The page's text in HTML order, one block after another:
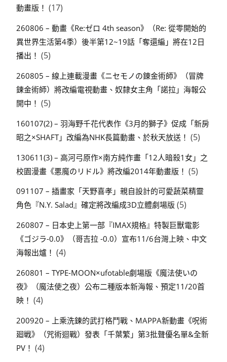
動畫版！ (17)
260806 – 動畫《Re:ゼロ 4th season》（Re: 從零開始的
異世界生活第4季）後半第12~19話「奪還編」將在12日
播出！ (5)
260805 – 線上連載漫畫《ニセモノの錬金術師》（冒牌
鍊金術師）將改編電視動畫、奴隸女主角「諾拉」海報公
開中！ (5)
160107(2) – 羽海野千花代表作《3月的獅子》促成「新房
昭之×SHAFT」改編為NHK長篇動畫、於秋天放送！ (5)
130611(3) – 高河弓原作×南方純作畫「12人暗殺1女」之
校園漫畫《悪魔のリドル》將改編2014年動畫版！ (5)
091107 – 插畫家「天野喜孝」親自設計的可愛蔬菜精靈
角色『N.Y. Salad』確定將改編成3D立體劇場版 (5)
260807 – 日本史上第一部『IMAX規格』特製巨獸電影
《ゴジラ-0.0》（哥吉拉 -0.0）宣布11/6台灣上映、中文
海報出爐！ (4)
260801 – TYPE-MOON×ufotable劇場版《魔法使いの
夜》（魔法使之夜）公布二種版本新海報、預定11/20首
映！ (4)
200920 – 上乘洗鍊的武打格鬥戰、MAPPA新動畫《呪術
廻戦》（咒術迴戰）發表「千葉繁」第3批聲優名單&全新
PV！ (4)